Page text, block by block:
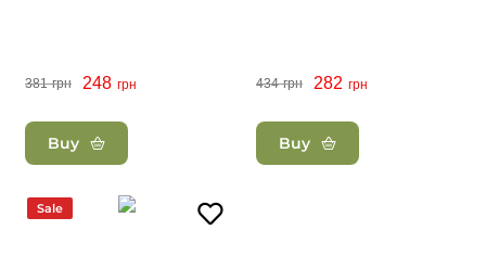
381 грн 248 грн
Buy
434 грн 282 грн
Buy
Sale